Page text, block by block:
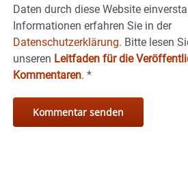
Daten durch diese Website
Informationen erfahren Sie in der
Datenschutzerklärung. Bitte lesen
unseren Leitfaden für die
Kommentaren. *